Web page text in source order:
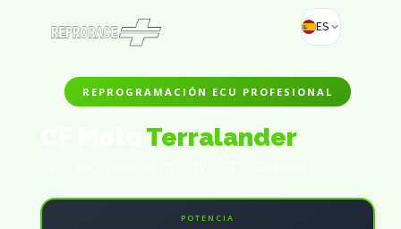
ES
REPROGRAMACIÓN ECU PROFESIONAL
Terralander
POTENCIA